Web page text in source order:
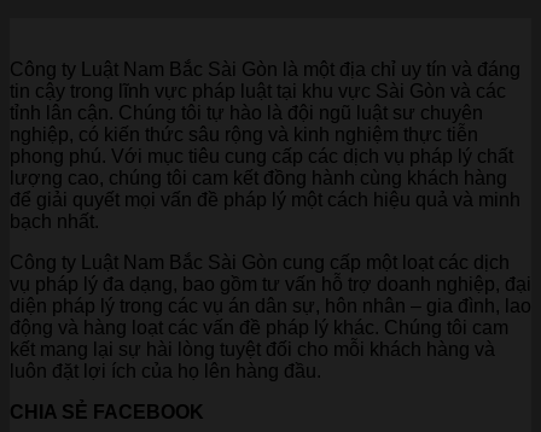
Công ty Luật Nam Bắc Sài Gòn là một địa chỉ uy tín và đáng
tin cậy trong lĩnh vực pháp luật tại khu vực Sài Gòn và các
tỉnh lân cận. Chúng tôi tự hào là đội ngũ luật sư chuyên
nghiệp, có kiến thức sâu rộng và kinh nghiệm thực tiễn
phong phú. Với mục tiêu cung cấp các dịch vụ pháp lý chất
lượng cao, chúng tôi cam kết đồng hành cùng khách hàng
để giải quyết mọi vấn đề pháp lý một cách hiệu quả và minh
bạch nhất.
Công ty Luật Nam Bắc Sài Gòn cung cấp một loạt các dịch
vụ pháp lý đa dạng, bao gồm tư vấn hỗ trợ doanh nghiệp, đại
diện pháp lý trong các vụ án dân sự, hôn nhân – gia đình, lao
động và hàng loạt các vấn đề pháp lý khác. Chúng tôi cam
kết mang lại sự hài lòng tuyệt đối cho mỗi khách hàng và
luôn đặt lợi ích của họ lên hàng đầu.
CHIA SẺ FACEBOOK